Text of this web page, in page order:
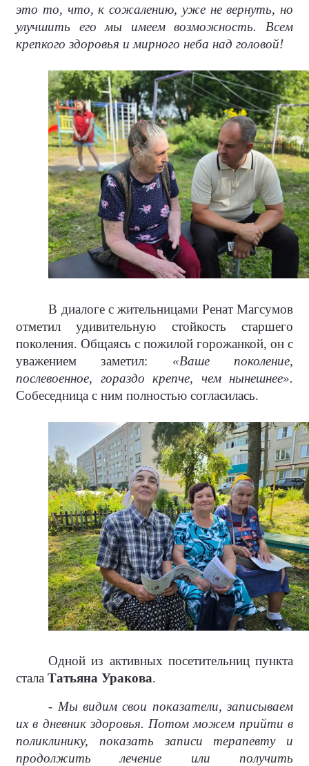
это то, что, к сожалению, уже не вернуть, но
улучшить его мы имеем возможность. Всем
крепкого здоровья и мирного неба над головой!
В диалоге с жительницами Ренат Магсумов
отметил удивительную стойкость старшего
поколения. Общаясь с пожилой горожанкой, он с
уважением заметил: «Ваше поколение,
послевоенное, гораздо крепче, чем нынешнее».
Собеседница с ним полностью согласилась.
Одной из активных посетительниц пункта
стала Татьяна Уракова.
- Мы видим свои показатели, записываем
их в дневник здоровья. Потом можем прийти в
поликлинику, показать записи терапевту и
продолжить лечение или получить